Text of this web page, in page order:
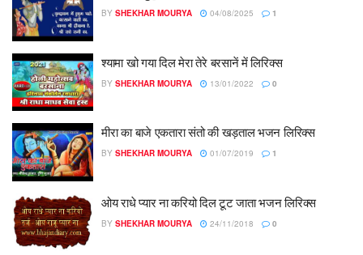
BY SHEKHAR MOURYA 04/08/2025 1
श्यामा खो गया दिल मेरा तेरे बरसानें में लिरिक्स
BY SHEKHAR MOURYA 13/01/2022 0
मीरा का बाजे एकतारा संतो की खड़ताल भजन लिरिक्स
BY SHEKHAR MOURYA 01/07/2019 1
ओय राधे प्यार ना करियो दिल टूट जाता भजन लिरिक्स
BY SHEKHAR MOURYA 24/11/2018 0